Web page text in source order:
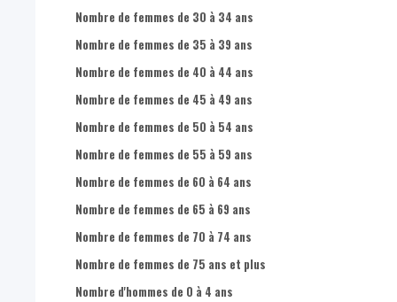
Nombre de femmes de 30 à 34 ans
Nombre de femmes de 35 à 39 ans
Nombre de femmes de 40 à 44 ans
Nombre de femmes de 45 à 49 ans
Nombre de femmes de 50 à 54 ans
Nombre de femmes de 55 à 59 ans
Nombre de femmes de 60 à 64 ans
Nombre de femmes de 65 à 69 ans
Nombre de femmes de 70 à 74 ans
Nombre de femmes de 75 ans et plus
Nombre d'hommes de 0 à 4 ans